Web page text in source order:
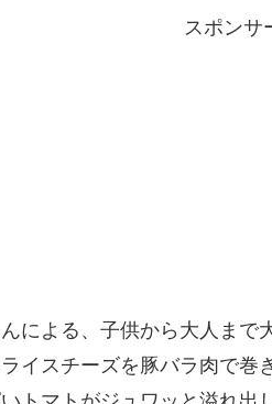
スポンサ
による、子供から大人ま
イスチーズを豚バラ肉で